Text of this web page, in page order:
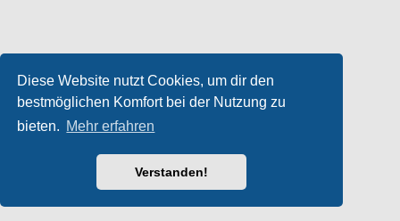
Diese Website nutzt Cookies, um dir den
bestmöglichen Komfort bei der Nutzung zu
bieten. Mehr erfahren
Verstanden!